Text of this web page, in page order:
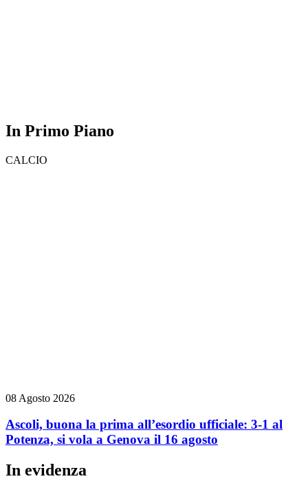
In Primo Piano
CALCIO
08 Agosto 2026
Ascoli, buona la prima all’esordio ufficiale: 3-1 al
Potenza, si vola a Genova il 16 agosto
In evidenza